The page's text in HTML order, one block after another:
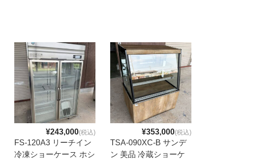
¥243,000(税込)
FS-120A3 リーチイン
冷凍ショーケース ホシ
¥353,000(税込)
TSA-090XC-B サンデ
ン 美品 冷蔵ショーケ